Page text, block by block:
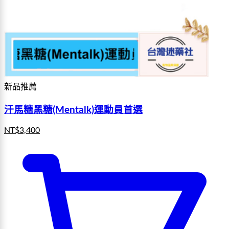
新品推薦
汗馬糖黑糖(Mentalk)運動員首選
NT$3,400